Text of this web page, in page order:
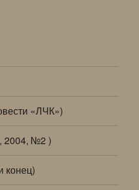
«ЛЧК»)
2004, №2 )
конец)